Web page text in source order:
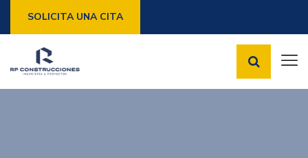
SOLICITA UNA CITA